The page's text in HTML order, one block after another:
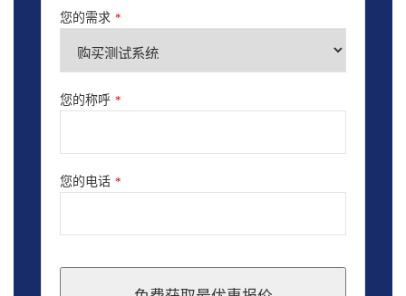
您的需求 *
您的称呼 *
您的电话 *